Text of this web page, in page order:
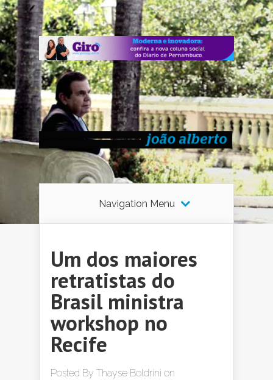
Navigation Menu
Um dos maiores
retratistas do
Brasil ministra
workshop no
Recife
Posted By Thayse Boldrini on